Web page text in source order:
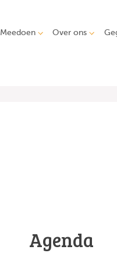
Meedoen Over ons
Agenda